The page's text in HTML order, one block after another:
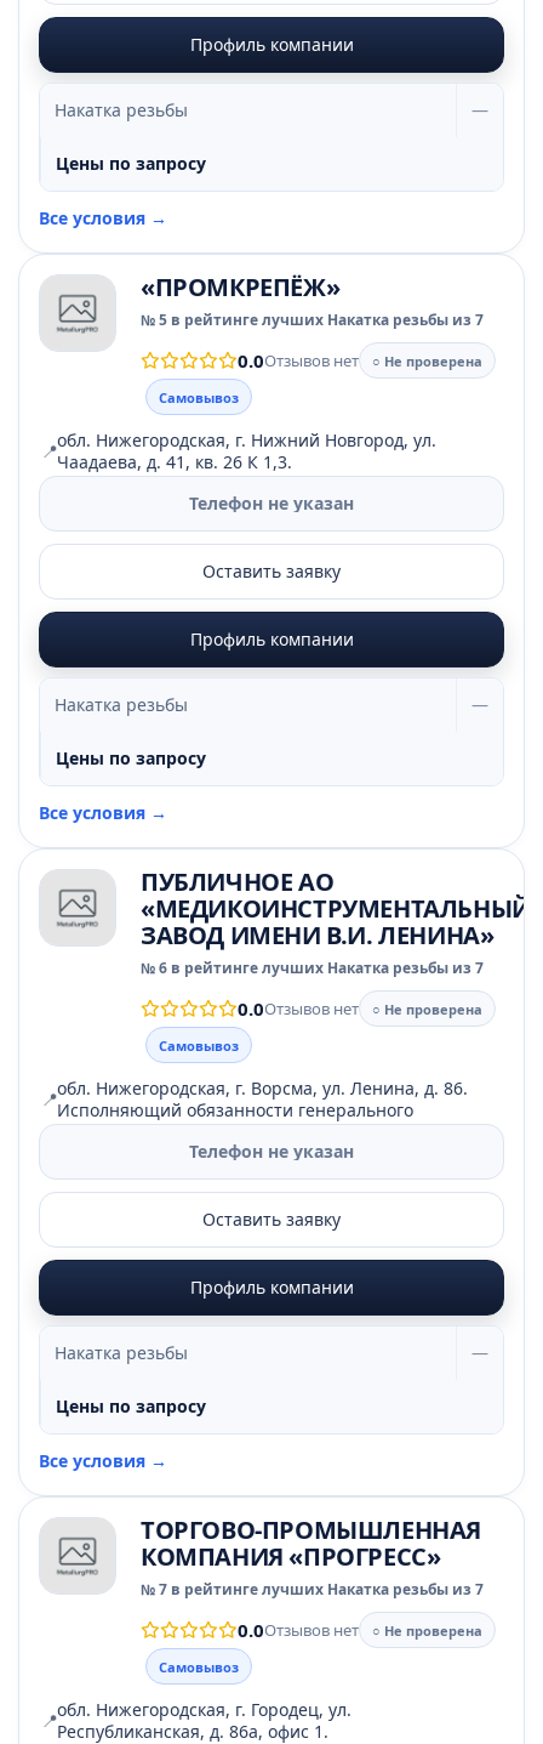
Профиль компании
Накатка резьбы —
Цены по запросу
Все условия →
«ПРОМКРЕПЁЖ»
№ 5 в рейтинге лучших Накатка резьбы из 7
0.0Отзывов нет
○ Не проверена
Самовывоз
📍обл. Нижегородская, г. Нижний Новгород, ул.
Чаадаева, д. 41, кв. 26 К 1,3.
Телефон не указан
Оставить заявку
Профиль компании
Накатка резьбы —
Цены по запросу
Все условия →
ПУБЛИЧНОЕ АО
«МЕДИКОИНСТРУМЕНТАЛЬНЫЙ
ЗАВОД ИМЕНИ В.И. ЛЕНИНА»
№ 6 в рейтинге лучших Накатка резьбы из 7
0.0Отзывов нет
○ Не проверена
Самовывоз
📍обл. Нижегородская, г. Ворсма, ул. Ленина, д. 86.
Исполняющий обязанности генерального
Телефон не указан
Оставить заявку
Профиль компании
Накатка резьбы —
Цены по запросу
Все условия →
ТОРГОВО-ПРОМЫШЛЕННАЯ
КОМПАНИЯ «ПРОГРЕСС»
№ 7 в рейтинге лучших Накатка резьбы из 7
0.0Отзывов нет
○ Не проверена
Самовывоз
📍обл. Нижегородская, г. Городец, ул.
Республиканская, д. 86а, офис 1.